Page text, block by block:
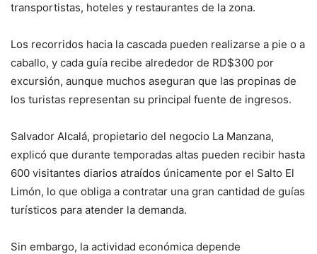
transportistas, hoteles y restaurantes de la zona.
Los recorridos hacia la cascada pueden realizarse a pie o a
caballo, y cada guía recibe alrededor de RD$300 por
excursión, aunque muchos aseguran que las propinas de
los turistas representan su principal fuente de ingresos.
Salvador Alcalá, propietario del negocio La Manzana,
explicó que durante temporadas altas pueden recibir hasta
600 visitantes diarios atraídos únicamente por el Salto El
Limón, lo que obliga a contratar una gran cantidad de guías
turísticos para atender la demanda.
Sin embargo, la actividad económica depende